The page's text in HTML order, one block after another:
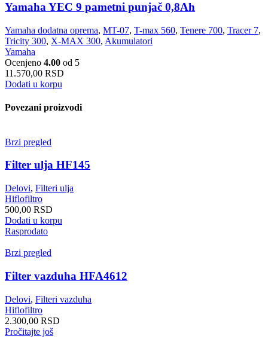
Yamaha YEC 9 pametni punjač 0,8Ah
Yamaha dodatna oprema, MT-07, T-max 560, Tenere 700, Tracer 7,
Tricity 300, X-MAX 300, Akumulatori
Yamaha
Ocenjeno 4.00 od 5
11.570,00 RSD
Dodati u korpu
Povezani proizvodi
Brzi pregled
Filter ulja HF145
Delovi, Filteri ulja
Hiflofiltro
500,00 RSD
Dodati u korpu
Rasprodato
Brzi pregled
Filter vazduha HFA4612
Delovi, Filteri vazduha
Hiflofiltro
2.300,00 RSD
Pročitajte još